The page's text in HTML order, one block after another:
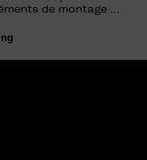
de montage …